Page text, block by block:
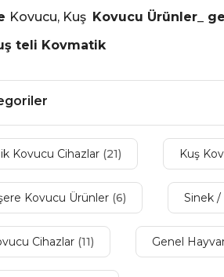
Kovucu, Kuş Kovucu Ürünler_
teli Kovmatik
Kovucu Cihazlar (21) Kuş
Kovucu Ürünler (6) Sinek /
Cihazlar (11) Genel